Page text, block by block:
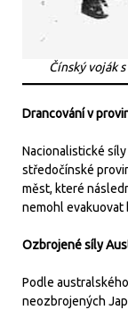
Čínský voják
Drancování v
Nacionalistické
středočínské
měst, které
nemohl evakuovat
Ozbrojené síly
Podle
neozbrojených